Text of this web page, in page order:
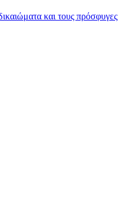
και τους πρόσφυγες